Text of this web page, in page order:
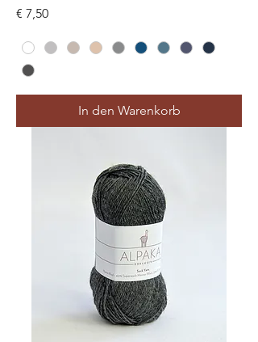
Preis
€ 7,50
In den Warenkorb